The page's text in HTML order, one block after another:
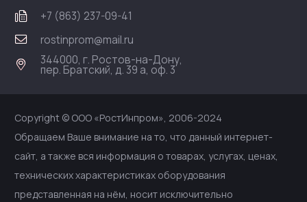
+7 (863) 237-09-41
rostinprom@mail.ru
344000, г. Ростов-на-Дону,
пер. Братский, д. 39 а, оф. 3
Copyright © ООО «РостИнпром», 2006-2024
Обращаем Ваше внимание на то, что данный интернет-
сайт, а также вся информация о товарах, услугах, ценах,
технических характеристиках оборудования
представленная на нём, носит исключительно